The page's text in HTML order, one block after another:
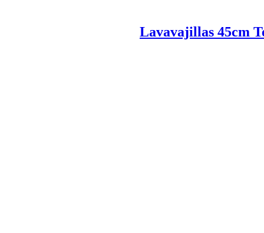
Lavavajillas 45cm